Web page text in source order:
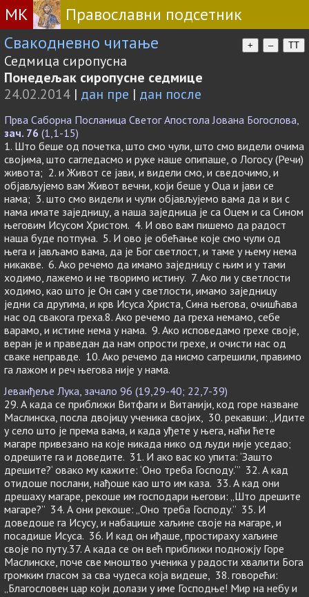
МК
Православни подсетник
Свакодневно читање
+ – TT
Седмица сиропусна
Понедељак сиропусне седмице
24.02.2014 | дан пре | дан после
Прва Саборна Посланица Светог Апостола Јована Богослова,
зач. 76 (1,1-15)
1. Што беше од почетка, што смо чули, што смо видели очима
својима, што сагледасмо и руке наше опипаше, о Логосу (Речи)
живота; 2. и Живот се јави, и видели смо, и сведочимо, и
објављујемо вам Живот вечни, који беше у Оца и јави се
нама; 3. што смо видели и чули објављујемо вама да и ви с
нама имате заједницу, а наша заједница је са Оцем и са Сином
његовим Исусом Христом. 4. И ово вам пишемо да радост
наша буде потпуна. 5. И ово је обећање које смо чули од
њега и јављамо вама, да је Бог светлост, и таме у њему нема
никакве. 6. Ако речемо да имамо заједницу с њим и у тами
ходимо, лажемо и не творимо истину. 7. Ако ли у светлости
ходимо, као што је Он сам у светлости, имамо заједницу
једни са другима, и крв Исуса Христа, Сина његова, очишћава
нас од свакога греха.8. Ако речемо да греха немамо, себе
варамо, и истине нема у нама. 9. Ако исповедамо грехе своје,
веран је и праведан да нам опрости грехе, и очисти нас од
сваке неправде. 10. Ако речемо да нисмо сагрешили, правимо
га лажом и реч његова није у нама.
Јеванђеље Лука, зачало 96 (19,29-40; 22,7-39)
29. А када се приближи Витфаги и Витанији, код горе назване
Маслинска, посла двојицу ученика својих, 30. рекавши: „Идите
у село што је према вама, и када уђете у њега, наћи ћете
магаре привезано на које никада нико од људи није уседао;
одрешите га и доведите. 31. И ако вас ко упита: ‘Зашто
дрешите?‘ овако му кажите: ‘Оно треба Господу.‘” 32. А кад
отидоше послани, нађоше као што им каза. 33. А кад они
дрешаху магаре, рекоше им господари његови: „Што дрешите
магаре?” 34. А они рекоше: „Оно треба Господу.” 35. И
доведоше га Исусу, и набацише хаљине своје на магаре, и
посадише Исуса. 36. И кад он иђаше, простираху хаљине
своје по путу.37. А када се он већ приближи подножју Горе
Маслинске, поче све мноштво ученика у радости хвалити Бога
громким гласом за сва чудеса која видеше, 38. говорећи:
„Благословен цар који долази у име Господње! Мир на небу и